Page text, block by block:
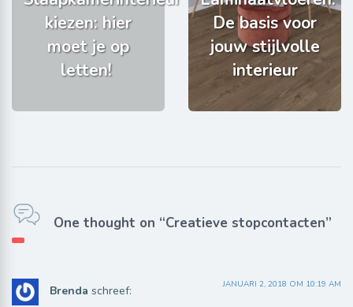
kiezen: hier
moet je op
letten!
De basis voor
jouw stijlvolle
interieur
One thought on “Creatieve stopcontacten”
Brenda schreef: JANUARI 2, 2018 OM 10:19 AM